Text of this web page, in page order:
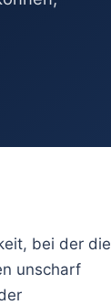
bei der die
unscharf